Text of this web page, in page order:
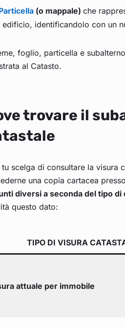
(o mappale)che
edificio, identificandolo con un
foglio, particella e
al Catasto.
trovare il
tu scelga di consultare la visura
una copia cartacea
diversi a seconda del tipo di
questo dato:
TIPO DI VISURA
attuale per immobile